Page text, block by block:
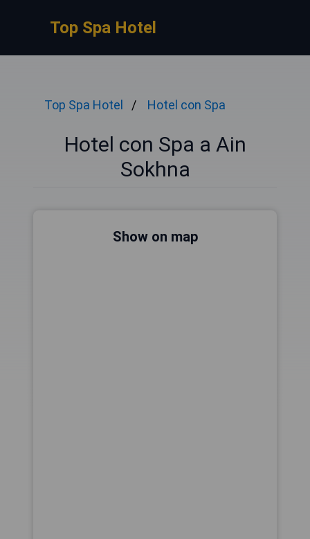
Top Spa Hotel
Top Spa Hotel Hotel con Spa
Hotel con Spa a Ain
Sokhna
Show on map